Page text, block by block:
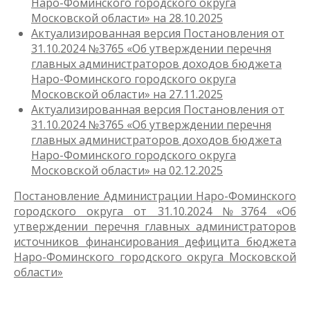
Московской области» на 28.10.2025
Актуализированная версия Постановления от
31.10.2024 №3765 «Об утверждении перечня
главных администраторов доходов бюджета
Наро-Фоминского городского округа
Московской области» на 27.11.2025
Актуализированная версия Постановления от
31.10.2024 №3765 «Об утверждении перечня
главных администраторов доходов бюджета
Наро-Фоминского городского округа
Московской области» на 02.12.2025
Постановление Администрации Наро-Фоминского
городского округа от 31.10.2024 №3764 «Об
утверждении перечня главных администраторов
источников финансирования дефицита бюджета
Наро-Фоминского городского округа Московской
области»